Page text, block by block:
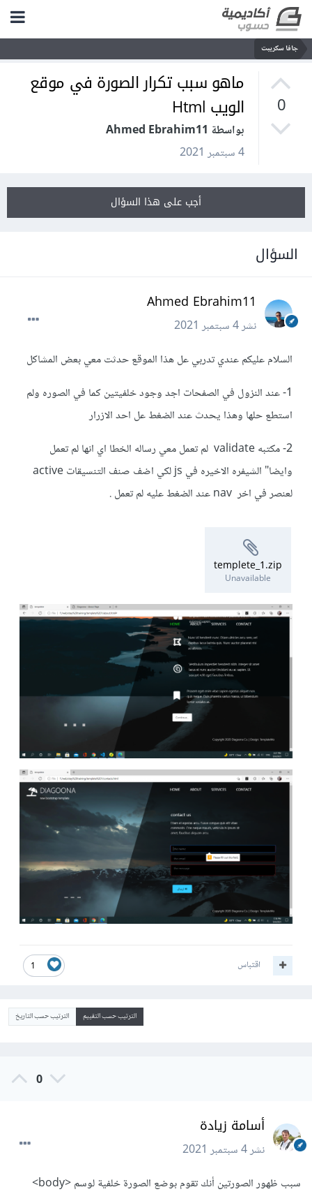
جافا سكريبت
0
ماهو سبب تكرار الصورة في موقع
الويب Html
بواسطة Ahmed Ebrahim11
4 سبتمبر 2021
أجب على هذا السؤال
السؤال
Ahmed Ebrahim11
نشر4 سبتمبر 2021
السلام عليكم عندي تدربي عل هذا الموقع حدثت معي بعض المشاكل
1- عند النزول في الصفحات اجد وجود خلفيتين كما في الصوره ولم
استطع حلها وهذا يحدث عند الضغط عل احد الازرار
2- مكتبه validate لم تعمل معي رساله الخطا اي انها لم تعمل
وايضا" الشيفره الاخيره في js لكي اضف صنف التنسيقات active
لعنصر في اخر nav عند الضغط عليه لم تعمل .
templete_1.zip
Unavailable
1 اقتباس
الترتيب حسب التقييم الترتيب حسب التاريخ
0
أسامة زيادة
نشر4 سبتمبر 2021
سبب ظهور الصورتين أنك تقوم بوضع الصورة خلفية لوسم <body>